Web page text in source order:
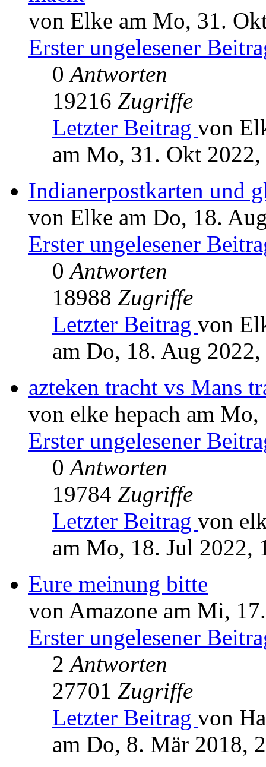
von Elke am Mo, 31.
Erster ungelesener
0Antworten
19216 Zugriffe
Letzter Beitrag von
am Mo, 31. Okt
Indianerpostkarten und
von Elke am Do, 18.
Erster ungelesener
0Antworten
18988 Zugriffe
Letzter Beitrag von
am Do, 18. Aug
azteken tracht vs Mans
von elke hepach am
Erster ungelesener
0Antworten
19784 Zugriffe
Letzter Beitrag von
am Mo, 18. Jul 2022,
Eure meinung bitte
von Amazone am Mi,
Erster ungelesener
2Antworten
27701 Zugriffe
Letzter Beitrag von
am Do, 8. Mär 2018,